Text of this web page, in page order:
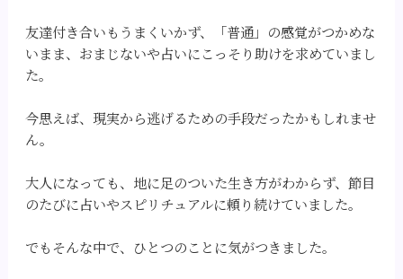
友達付き合いもうまくいかず、「普通」の感覚がつかめな
いまま、おまじないや占いにこっそり助けを求めていまし
た。
今思えば、現実から逃げるための手段だったかもしれませ
ん。
大人になっても、地に足のついた生き方がわからず、節目
のたびに占いやスピリチュアルに頼り続けていました。
でもそんな中で、ひとつのことに気がつきました。